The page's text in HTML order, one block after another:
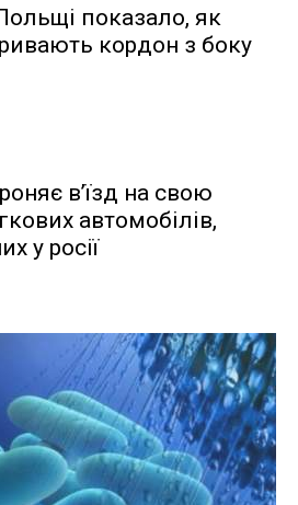
показало, як
кордон з боку
в’їзд на свою
автомобілів,
у росії